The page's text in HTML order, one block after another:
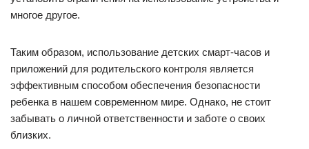
многое другое.
Таким образом, использование детских смарт-часов и
приложений для родительского контроля является
эффективным способом обеспечения безопасности
ребенка в нашем современном мире. Однако, не стоит
забывать о личной ответственности и заботе о своих
близких.